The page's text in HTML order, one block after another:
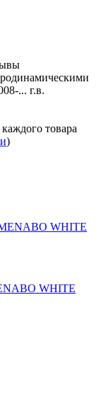
... г.в.
товара
)
WHITE